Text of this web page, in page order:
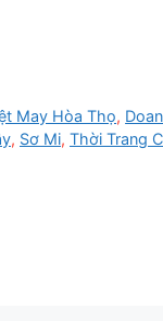
May Hòa Thọ,
, Sơ Mi, Thời Trang